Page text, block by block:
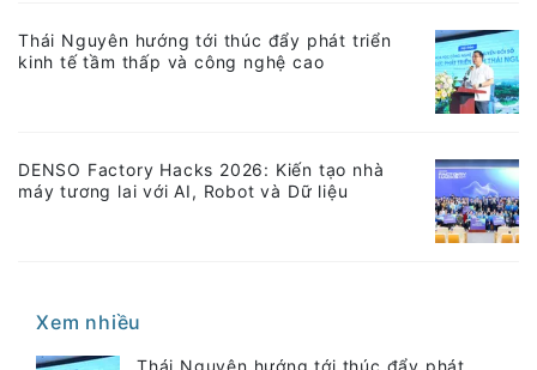
Thái Nguyên hướng tới thúc đẩy phát triển
kinh tế tầm thấp và công nghệ cao
DENSO Factory Hacks 2026: Kiến tạo nhà
máy tương lai với AI, Robot và Dữ liệu
Xem nhiều
Thái Nguyên hướng tới thúc đẩy phát